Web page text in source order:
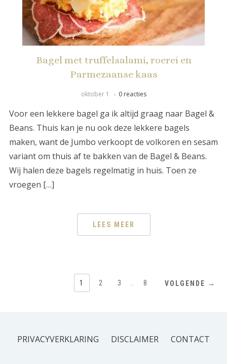
Bagel met truffelsalami, roerei en
Parmezaanse kaas
oktober 1 0 reacties
Voor een lekkere bagel ga ik altijd graag naar Bagel &
Beans. Thuis kan je nu ook deze lekkere bagels
maken, want de Jumbo verkoopt de volkoren en sesam
variant om thuis af te bakken van de Bagel & Beans.
Wij halen deze bagels regelmatig in huis. Toen ze
vroegen […]
LEES MEER
1 2 3 … 8 VOLGENDE →
PRIVACYVERKLARING DISCLAIMER CONTACT